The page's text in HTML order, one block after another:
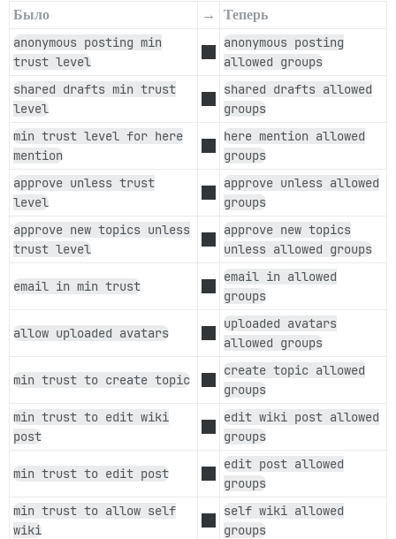
Было → Теперь
anonymous posting min
trust level
anonymous posting
allowed groups
shared drafts min trust
level
shared drafts allowed
groups
min trust level for here
mention
here mention allowed
groups
approve unless trust
level
approve unless allowed
groups
approve new topics unless
trust level
approve new topics
unless allowed groups
email in min trust
email in allowed
groups
allow uploaded avatars
uploaded avatars
allowed groups
min trust to create topic
create topic allowed
groups
min trust to edit wiki
post
edit wiki post allowed
groups
min trust to edit post
edit post allowed
groups
min trust to allow self
wiki
self wiki allowed
groups